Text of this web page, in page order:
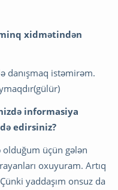
xidmətindən
danışmaq istəmirəm.
informasiya
edirsiniz?
olduğum üçün gələn
oxuyuram. Artıq
yaddaşım onsuz da